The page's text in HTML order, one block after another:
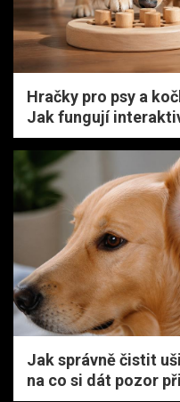
Hračky pro psy a
Jak fungují
Jak správně čistit
na co si dát pozor